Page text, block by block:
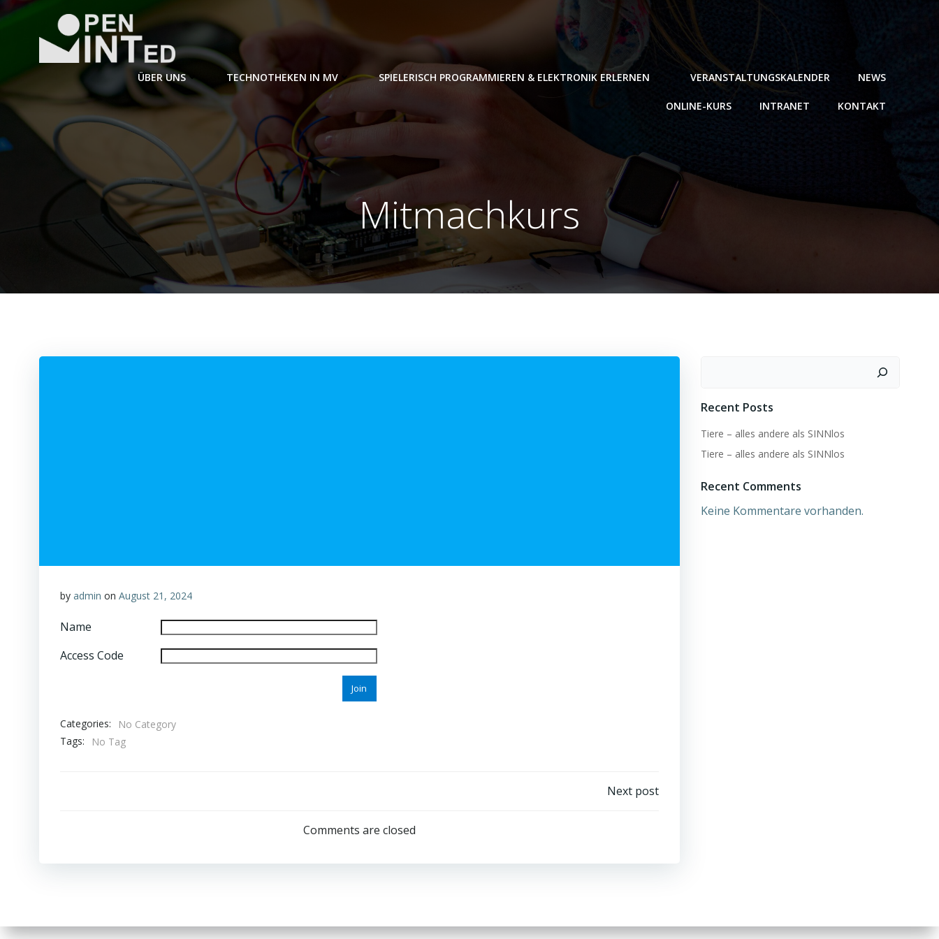
Zum
springen
ÜBER UNS TECHNOTHEKEN IN MV SPIELERISCH PROGRAMMIEREN & ELEKTRONIK ERLERNEN VERANSTALTUNGSKALENDER NEWS
ONLINE-KURS INTRANET KONTAKT
Mitmachkurs
by admin on August 21, 2024
Name
Access Code
Join
Categories:
No Category
Tags:
No Tag
navigation
Next post
Comments are closed
Recent Posts
Tiere – alles andere als SINNlos
Tiere – alles andere als SINNlos
Recent Comments
Keine Kommentare vorhanden.